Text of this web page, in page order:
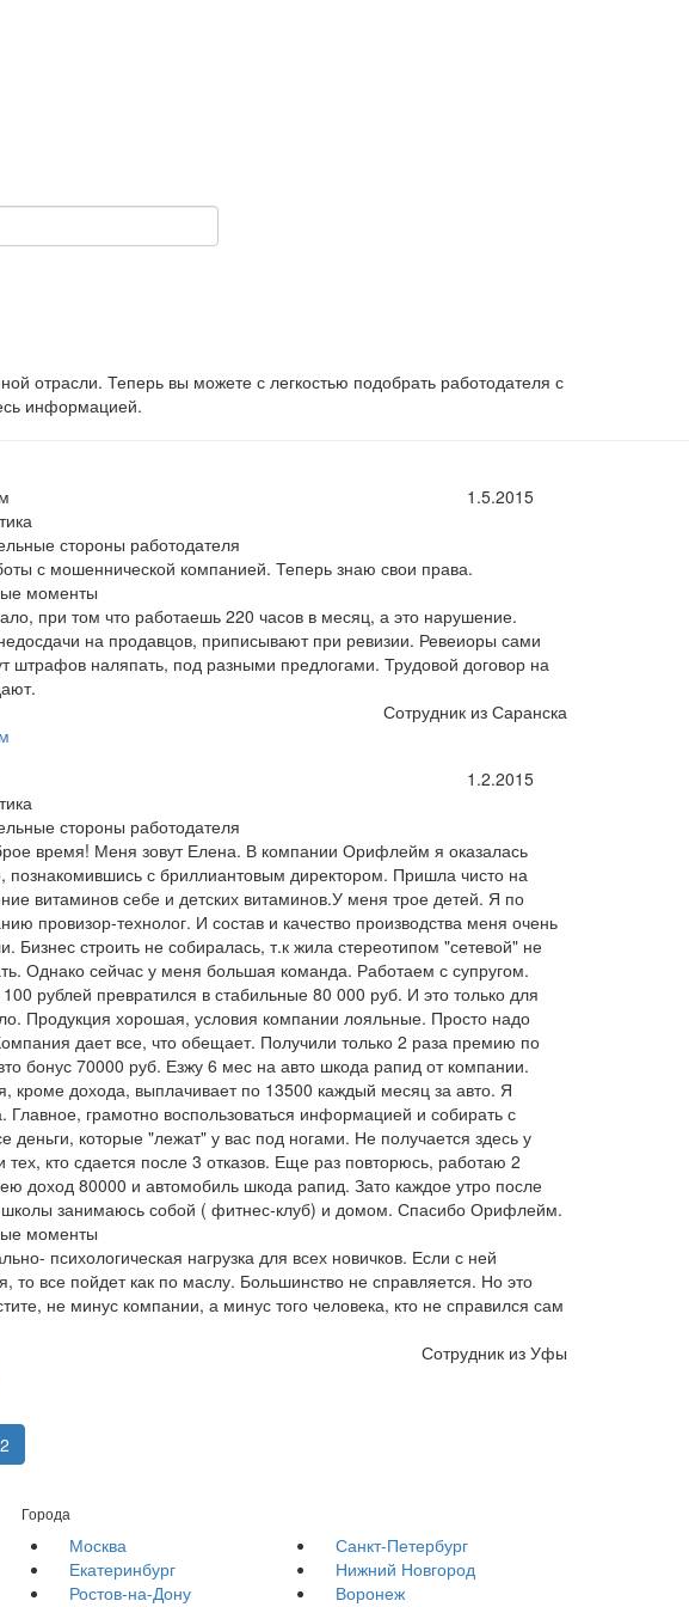
отрасли. Теперь вы можете с легкостью подобрать работодателя с
информацией.
1.5.2015
стороны работодателя
с мошеннической компанией. Теперь знаю свои права.
моменты
при том что работаешь 220 часов в месяц, а это нарушение.
на продавцов, приписывают при ревизии. Ревеиоры сами
штрафов наляпать, под разными предлогами. Трудовой договор на
Сотрудник из Саранска
1.2.2015
стороны работодателя
время! Меня зовут Елена. В компании Орифлейм я оказалась
познакомившись с бриллиантовым директором. Пришла чисто на
витаминов себе и детских витаминов.У меня трое детей. Я по
провизор-технолог. И состав и качество производства меня очень
Бизнес строить не собиралась, т.к жила стереотипом "сетевой" не
Однако сейчас у меня большая команда. Работаем с супругом.
рублей превратился в стабильные 80 000 руб. И это только для
Продукция хорошая, условия компании лояльные. Просто надо
дает все, что обещает. Получили только 2 раза премию по
бонус 70000 руб. Езжу 6 мес на авто шкода рапид от компании.
кроме дохода, выплачивает по 13500 каждый месяц за авто. Я
Главное, грамотно воспользоваться информацией и собирать с
которые "лежат" у вас под ногами. Не получается здесь у
тех, кто сдается после 3 отказов. Еще раз повторюсь, работаю 2
доход 80000 и автомобиль шкода рапид. Зато каждое утро после
школы занимаюсь собой ( фитнес-клуб) и домом. Спасибо Орифлейм.
моменты
психологическая нагрузка для всех новичков. Если с ней
то все пойдет как по маслу. Большинство не справляется. Но это
не минус компании, а минус того человека, кто не справился сам
Сотрудник из Уфы
Города
Москва
Санкт-Петербург
Екатеринбург
Нижний Новгород
Ростов-на-Дону
Воронеж